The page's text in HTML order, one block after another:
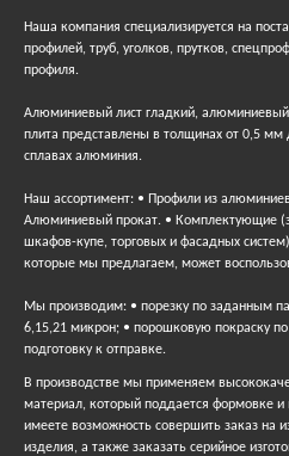
Наша компания специализируется на
профилей, труб, уголков, прутков,
профиля.
Алюминиевый лист гладкий,
плита представлены в толщинах от 0,5
сплавах алюминия.
Наш ассортимент: • Профили из
Алюминиевый прокат. • Комплектующие
шкафов-купе, торговых и фасадных
которые мы предлагаем, может
Мы производим: • порезку по заданным
6,15,21 микрон; • порошковую покраску по
подготовку к отправке.
В производстве мы применяем
материал, который поддается формовке и
имеете возможность совершить заказ на
изделия, а также заказать серийное